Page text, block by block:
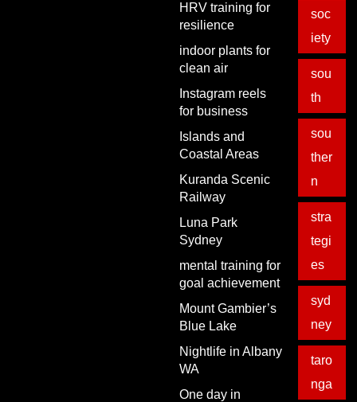
HRV training for
resilience
indoor plants for
clean air
Instagram reels
for business
Islands and
Coastal Areas
Kuranda Scenic
Railway
Luna Park
Sydney
mental training for
goal achievement
Mount Gambier’s
Blue Lake
Nightlife in Albany
WA
One day in
soc
iety
sou
th
sou
ther
n
stra
tegi
es
syd
ney
taro
nga